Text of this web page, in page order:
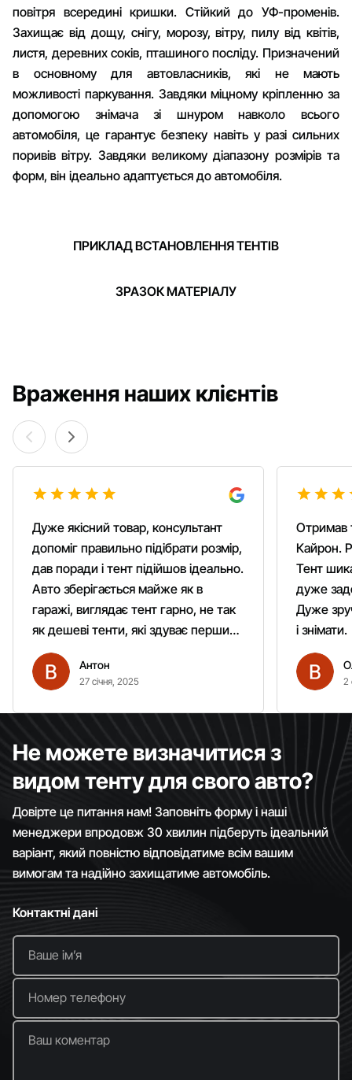
повітря всередині кришки. Стійкий до УФ-променів.
Захищає від дощу, снігу, морозу, вітру, пилу від квітів,
листя, деревних соків, пташиного посліду. Призначений
в основному для автовласників, які не мають
можливості паркування. Завдяки міцному кріпленню за
допомогою знімача зі шнуром навколо всього
автомобіля, це гарантує безпеку навіть у разі сильних
поривів вітру. Завдяки великому діапазону розмірів та
форм, він ідеально адаптується до автомобіля.
ПРИКЛАД ВСТАНОВЛЕННЯ ТЕНТІВ
ЗРАЗОК МАТЕРІАЛУ
Враження наших клієнтів
Дуже якісний товар, консультант
допоміг правильно підібрати розмір,
дав поради і тент підійшов ідеально.
Авто зберігається майже як в
гаражі, виглядає тент гарно, не так
як дешеві тенти, які здуває першим
вітром. Гарно кріпиться.
Рекомендую однозначно!
Антон
27 січня, 2025
Отримав
Кайрон.
Тент
дуже
Дуже
і знімати.
2
Не можете визначитися з
видом тенту для свого авто?
Довірте це питання нам! Заповніть форму і наші
менеджери впродовж 30 хвилин підберуть ідеальний
варіант, який повністю відповідатиме всім вашим
вимогам та надійно захищатиме автомобіль.
Контактні дані
Ваше імʼя
Номер телефону
Ваш коментар